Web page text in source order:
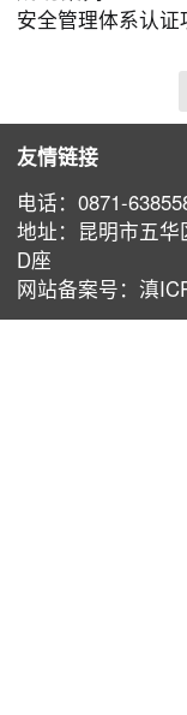
安全管理体系认证
友情链接
电话：0871-
地址：昆明市五
D座
⽹站备案号：滇